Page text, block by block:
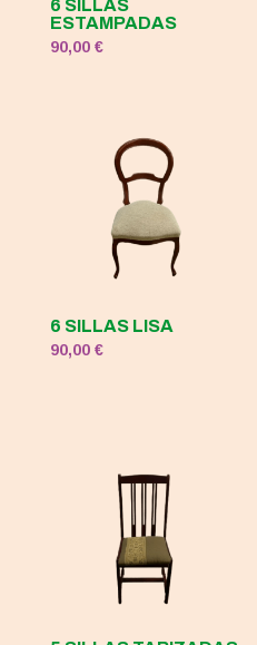
6 SILLAS
ESTAMPADAS
90,00 €
6 SILLAS LISA
90,00 €